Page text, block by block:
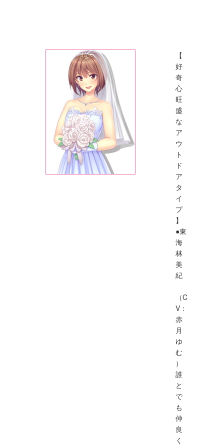
【
好
奇
心
旺
盛
な
ア
ウ
ト
ド
ア
タ
イ
プ
】
●東
海
林
美
紀
（C
V：
赤
月
ゆ
む
）
誰
と
で
も
仲
良
く